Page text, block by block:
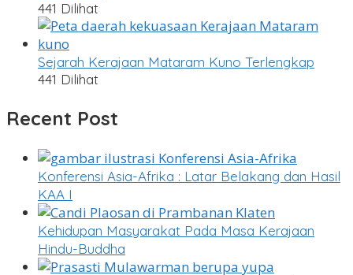
441 Dilihat
Sejarah Kerajaan Mataram Kuno Terlengkap
441 Dilihat
Recent Post
Konferensi Asia-Afrika : Latar Belakang dan Hasil
KAA I
Kehidupan Masyarakat Pada Masa Kerajaan
Hindu-Buddha